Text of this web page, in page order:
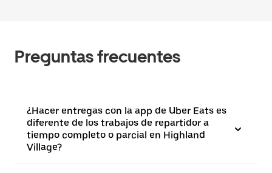
Preguntas frecuentes
¿Hacer entregas con la app de Uber Eats es
diferente de los trabajos de repartidor a
tiempo completo o parcial en Highland
Village?